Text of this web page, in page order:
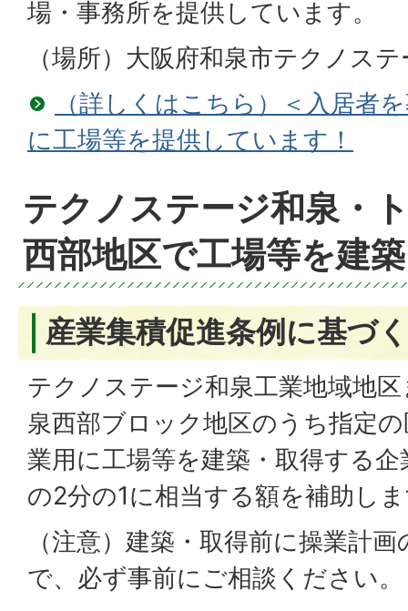
場・事務所を提供しています。
（場所）大阪府和泉市テクノス
（詳しくはこちら）＜入居者
に工場等を提供しています！
テクノステージ和泉・
西部地区で工場等を建
産業集積促進条例に基づ
テクノステージ和泉工業地域地
泉西部ブロック地区のうち指定
業用に工場等を建築・取得する
の2分の1に相当する額を補助し
（注意）建築・取得前に操業計
で、必ず事前にご相談ください。